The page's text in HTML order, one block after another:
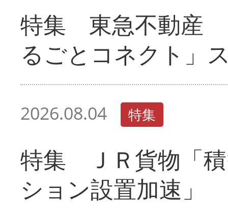
特集 東急不動産
るごとコネクト」
2026.08.04 特集
特集 ＪＲ貨物「
ション設置加速」